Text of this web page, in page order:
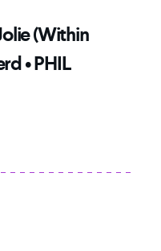
(Within
• PHIL